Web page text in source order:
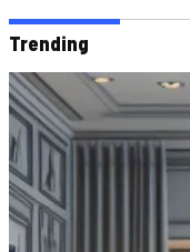
Trending